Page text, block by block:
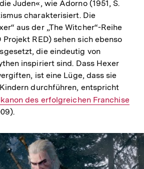
Juden«, wie Adorno (1951, S.
charakterisiert. Die
aus der „The Witcher“-Reihe
RED) sehen sich ebenso
die eindeutig von
inspiriert sind. Dass Hexer
ist eine Lüge, dass sie
durchführen, entspricht
des erfolgreichen Franchise